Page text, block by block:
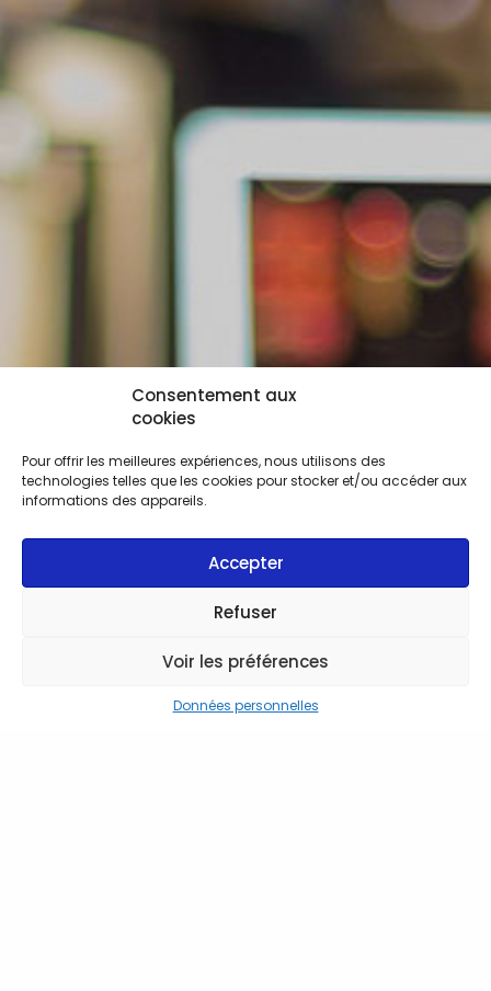
Consentement aux
cookies
Pour offrir les meilleures expériences, nous utilisons des
technologies telles que les cookies pour stocker et/ou accéder aux
informations des appareils.
Accepter
Refuser
Voir les préférences
Données personnelles